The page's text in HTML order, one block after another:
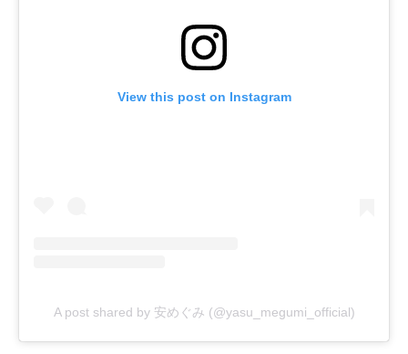
View this post on Instagram
A post shared by 安めぐみ (@yasu_megumi_official)